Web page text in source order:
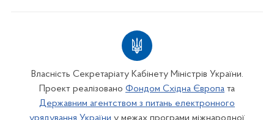
Власність Секретаріату Кабінету Міністрів України.
Проект реалізовано Фондом Східна Європа та
Державним агентством з питань електронного